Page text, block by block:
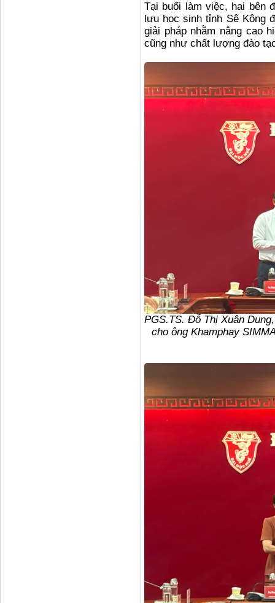
Tại buổi làm việc, hai bên
lưu học sinh tỉnh Sê Kông
giải pháp nhằm nâng cao
cũng như chất lượng đào
PGS.TS. Đỗ Thị Xuân
cho ông Khamphay